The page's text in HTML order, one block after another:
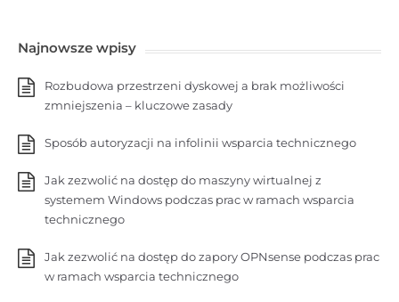
Najnowsze wpisy
Rozbudowa przestrzeni dyskowej a brak możliwości
zmniejszenia – kluczowe zasady
Sposób autoryzacji na infolinii wsparcia technicznego
Jak zezwolić na dostęp do maszyny wirtualnej z
systemem Windows podczas prac w ramach wsparcia
technicznego
Jak zezwolić na dostęp do zapory OPNsense podczas prac
w ramach wsparcia technicznego